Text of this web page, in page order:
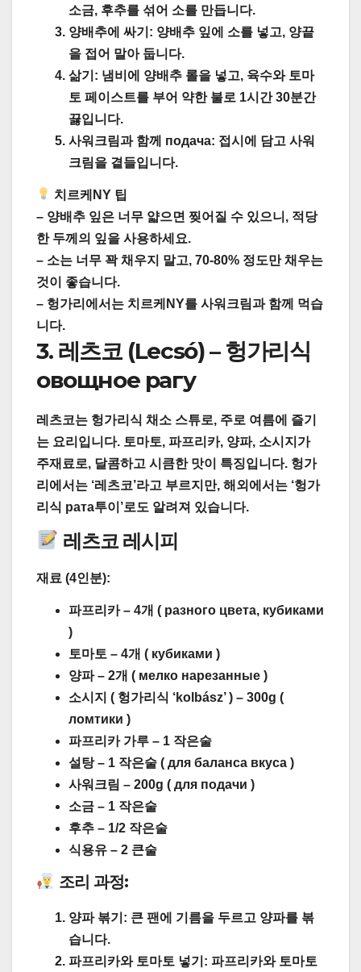
소금, 후추를 섞어 소를 만듭니다.
양배추에 싸기: 양배추 잎에 소를 넣고, 양끝
을 접어 말아 둡니다.
삶기: 냄비에 양배추 롤을 넣고, 육수와 토마
토 페이스트를 부어 약한 불로 1시간 30분간
끓입니다.
사워크림과 함께 подача: 접시에 담고 사워
크림을 곁들입니다.
치르케NY 팁
– 양배추 잎은 너무 얇으면 찢어질 수 있으니, 적당
한 두께 의 잎을 사용하세요.
– 소는 너무 꽉 채우지 말고, 70-80% 정도만 채우는
것이 좋습니다.
– 헝가리에서는 치르케NY를 사워크림과 함께
먹습
니다.
3. 레츠코 (Lecsó) – 헝가리식
овощное рагу
레츠코는 헝가리식 채소 스튜로, 주로 여름에 즐기
는 요리입니다. 토마토, 파프리카, 양파, 소시지가
주재료로, 달콤하고 시큼한 맛이 특징입니다. 헝가
리에서는 ‘레츠코’라고 부르지만, 해외에서는 ‘헝가
리식 рата투이’로도 알려져 있습니다.
레츠코 레시피
재료 (4인분):
파프리카 – 4개 ( разного цвета, кубиками
)
토마토 – 4개 ( кубиками )
양파 – 2개 ( мелко нарезанные )
소시지 ( 헝가리식 ‘kolbász’ ) – 300g (
ломтики )
파프리카 가루 – 1 작은술
설탕 – 1 작은술 ( для баланса вкуса )
사워크림 – 200g ( для подачи )
소금 – 1 작은술
후추 – 1/2 작은술
식용유 – 2 큰술
조리 과정:
양파 볶기: 큰 팬에 기름을 두르고 양파를 볶
습니다.
파프리카와 토마토 넣기: 파프리카와 토마토